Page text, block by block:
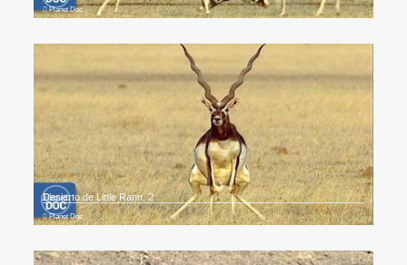
Planet Doc
Desierto de Little Rann. 2
Planet Doc